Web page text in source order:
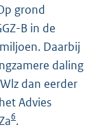
grond
B in de
Daarbij
daling
dan eerder
Advies
6.